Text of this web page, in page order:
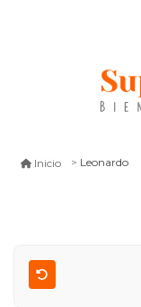
Inicio Leonardo